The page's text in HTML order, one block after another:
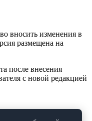
вносить изменения в
размещена на
после внесения
с новой редакцией